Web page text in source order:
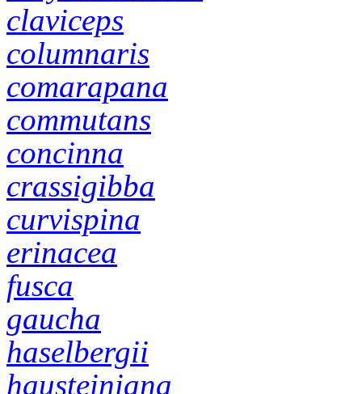
claviceps
columnaris
comarapana
commutans
concinna
crassigibba
curvispina
erinacea
fusca
gaucha
haselbergii
hausteiniana